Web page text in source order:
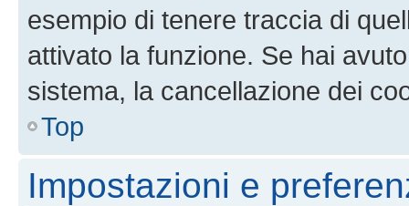
esempio di tenere traccia di
attivato la funzione. Se hai
sistema, la cancellazione dei
Top
Impostazioni e